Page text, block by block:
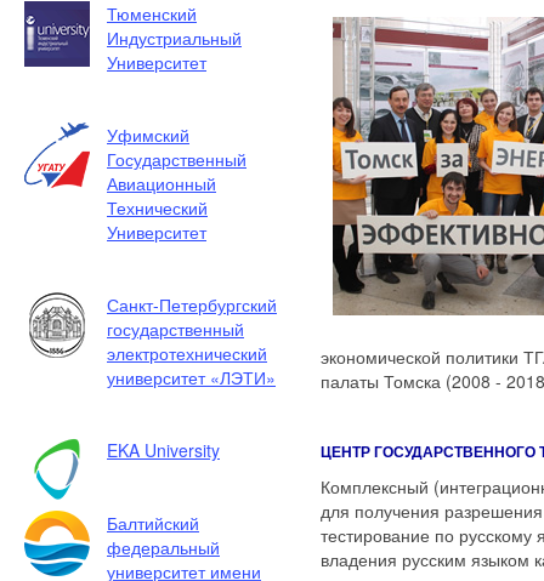
Тюменский
Индустриальный
Университет
Уфимский
Государственный
Авиационный
Технический
Университет
Санкт-Петербургский
государственный
электротехнический
университет «ЛЭТИ»
EKA University
Балтийский
федеральный
университет имени
экономической политики
палаты Томска (2008 -
ЦЕНТР
Комплексный
для получения
тестирование по
владения русским языком